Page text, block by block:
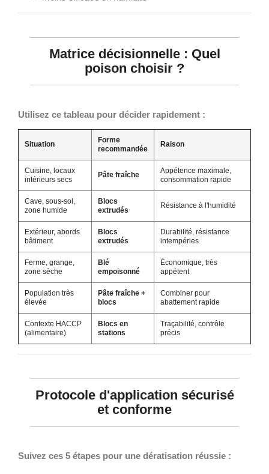
Matrice décisionnelle : Quel
poison choisir ?
Utilisez ce tableau pour décider rapidement :
Situation
Forme
recommandée
Raison
Cuisine, locaux
intérieurs secs
Pâte fraîche
Appétence maximale,
consommation rapide
Cave, sous-sol,
zone humide
Blocs
extrudés
Résistance à l'humidité
Extérieur, abords
bâtiment
Blocs
extrudés
Durabilité, résistance
intempéries
Ferme, grange,
zone sèche
Blé
empoisonné
Économique, très
appétent
Population très
élevée
Pâte fraîche +
blocs
Combiner pour
abattement rapide
Contexte HACCP
(alimentaire)
Blocs en
stations
Traçabilité, contrôle
précis
Protocole d'application sécurisé
et conforme
Suivez ces 5 étapes pour une dératisation réussie :